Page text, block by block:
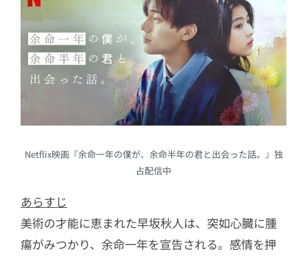
Netflix映画『余命一年の僕が、余命半年の君と出会った話。』独
占配信中
あらすじ
美術の才能に恵まれた早坂秋人は、突如心臓に腫
瘍がみつかり、余命一年を宣告される。感情を押